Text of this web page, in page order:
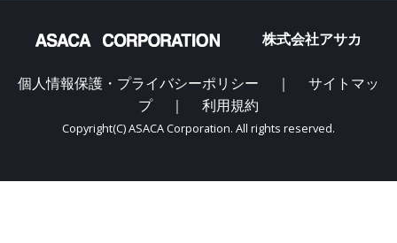
株式会社アサカ
個人情報保護・プライバシーポリシー ｜
サイトマッ
プ
｜ 利用規約
Copyright(C) ASACA Corporation. All rights reserved.